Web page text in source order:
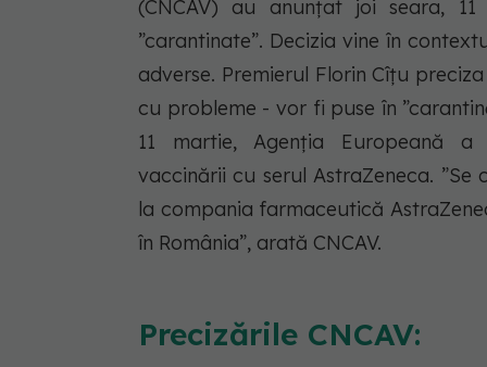
(CNCAV) au anunțat joi seara,
”carantinate”. Decizia vine în
adverse. Premierul Florin Cîțu
cu probleme - vor fi puse în
11 martie, Agenția Europeană a
vaccinării cu serul AstraZeneca.
la compania farmaceutică
în România”, arată CNCAV.
Precizările CNCAV: